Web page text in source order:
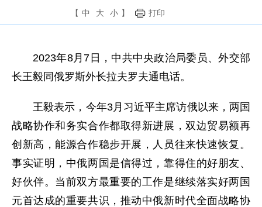
【 中 大 小 】 打印
2023年8月7日，中共中央政治局委员、外交部
长王毅同俄罗斯外长拉夫罗夫通电话。
王毅表示，今年3月习近平主席访俄以来，两国
战略协作和务实合作都取得新进展，双边贸易额再
创新高，能源合作稳步开展，人员往来快速恢复。
事实证明，中俄两国是信得过，靠得住的好朋友、
好伙伴。当前双方最重要的工作是继续落实好两国
元首达成的重要共识，推动中俄新时代全面战略协